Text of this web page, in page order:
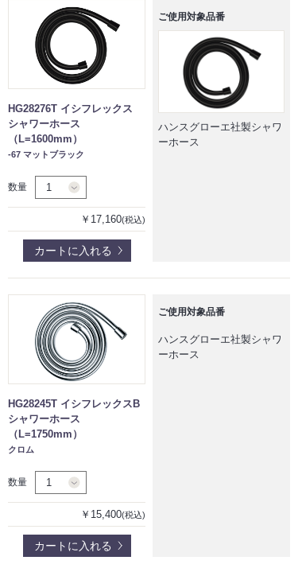
HG28276T イシフレックス
シャワーホース
（L=1600mm）
-67 マットブラック
数量
￥17,160(税込)
カートに入れる
ご使用対象品番
ハンスグローエ社製シャワ
ーホース
HG28245T イシフレックスB
シャワーホース
（L=1750mm）
クロム
数量
￥15,400(税込)
カートに入れる
ご使用対象品番
ハンスグローエ社製シャワ
ーホース